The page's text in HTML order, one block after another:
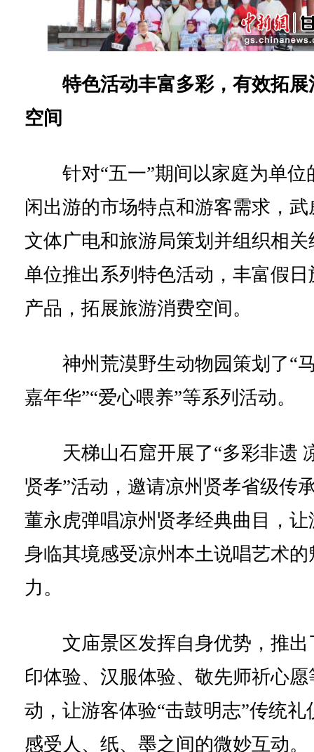
特色活动丰富多彩，有效拓展
空间
针对“五一”期间以家庭为单位
闲出游的市场特点和游客需求，武
文体广电和旅游局策划并组织相关
单位推出系列特色活动，丰富假日
产品，拓展旅游消费空间。
神州荒漠野生动物园策划了“
嘉年华”“爱心喂养”等系列活动。
天梯山石窟开展了“多彩非遗
贤孝”活动，邀请凉州贤孝省级传
董永虎弹唱凉州贤孝经典曲目，让
身临其境感受凉州本土说唱艺术的
力。
文庙景区发挥自身优势，推出
印体验、汉服体验、敬先师祈心愿
动，让游客体验“击鼓明志”传统礼
感受人、纸、墨之间的微妙互动。